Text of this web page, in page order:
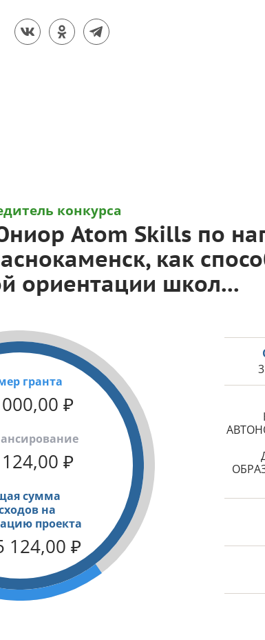
конкурса
Atom Skills по
как
ориентации школ...
гранта
₽
₽
сумма
на
проекта
124,00 ₽